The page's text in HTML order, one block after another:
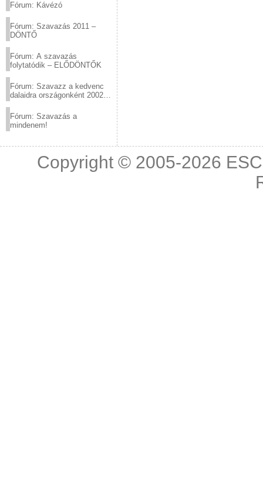
Fórum: Kávézó
Fórum: Szavazás 2011 –
DÖNTŐ
Fórum: A szavazás
folytatódik – ELŐDÖNTŐK
Fórum: Szavazz a kedvenc
dalaidra országonként 2002
Fórum: Szavazás a
mindenem!
Copyright © 2005-2026